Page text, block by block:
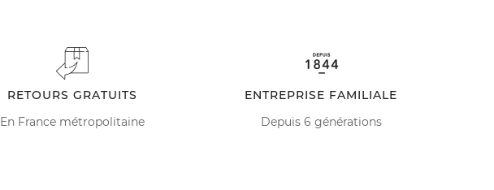
RETOURS GRATUITS
En France métropolitaine
ENTREPRISE FAMILIALE
Depuis 6 générations